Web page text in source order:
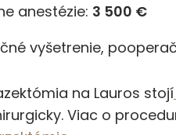
anestézie: 3 500 €
vyšetrenie,
na Lauros stojí
Viac o